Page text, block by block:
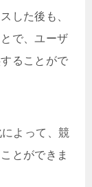
した後も、
で、ユーザ
ることがで
よって、競
とができま